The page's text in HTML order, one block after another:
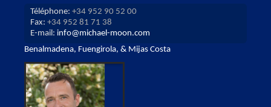
Téléphone: +34 952 90 52 00
Fax: +34 952 81 71 38
E-mail: info@michael-moon.com
Benalmadena, Fuengirola, & Mijas Costa